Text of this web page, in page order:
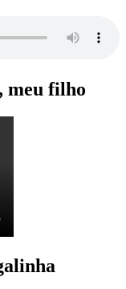
meu filho